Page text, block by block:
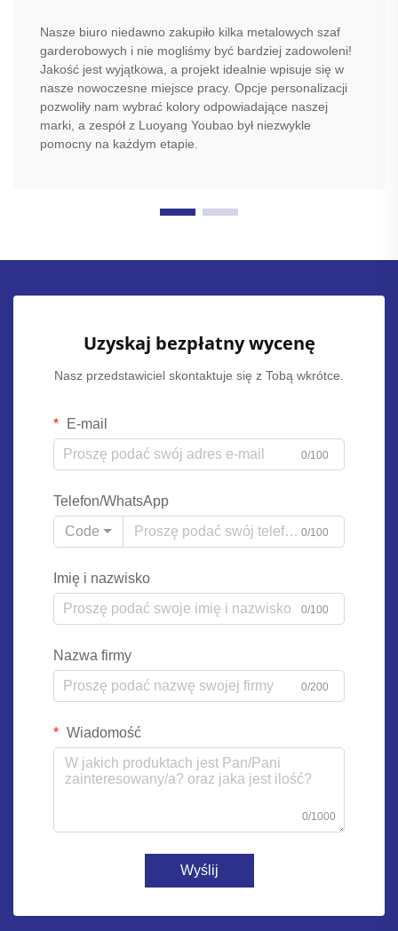
Nasze biuro niedawno zakupiło kilka metalowych szaf
garderobowych i nie mogliśmy być bardziej zadowoleni!
Jakość jest wyjątkowa, a projekt idealnie wpisuje się w
nasze nowoczesne miejsce pracy. Opcje personalizacji
pozwoliły nam wybrać kolory odpowiadające naszej
marki, a zespół z Luoyang Youbao był niezwykle
pomocny na każdym etapie.
Uzyskaj bezpłatny wycenę
Nasz przedstawiciel skontaktuje się z Tobą wkrótce.
E-mail
0/100
Telefon/WhatsApp
Code
0/100
Imię i nazwisko
0/100
Nazwa firmy
0/200
Wiadomość
0/1000
Wyślij